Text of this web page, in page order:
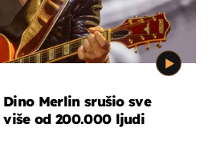
Merlin srušio sve
od 200.000 ljudi